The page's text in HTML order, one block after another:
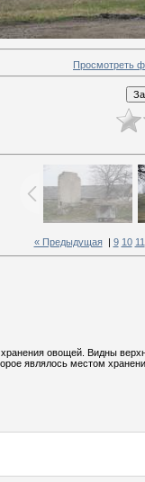
Просмотреть
« Предыдущая| 9 10 11
овощей. Видны
являлось местом